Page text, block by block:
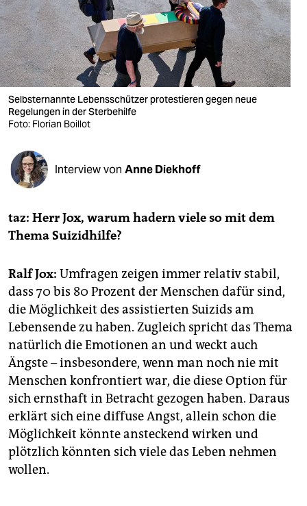
wahrheit
verlag
verlag
veranstaltungen
shop
fragen & hilfe
unterstützen
genossenschaft
Selbsternannte Lebensschützer protestieren gegen neue
Regelungen in der Sterbehilfe
Foto: Florian Boillot
Interview von Anne Diekhoff
taz: Herr Jox, warum hadern viele so mit dem
Thema Suizidhilfe?
Ralf Jox: Umfragen zeigen immer relativ stabil,
dass 70 bis 80 Prozent der Menschen dafür sind,
die Möglichkeit des assistierten Sui­zids am
Lebensende zu haben. Zugleich spricht das Thema
natürlich die Emotionen an und weckt auch
Ängste – insbesondere, wenn man noch nie mit
Menschen konfrontiert war, die diese Option für
sich ernsthaft in Betracht gezogen haben. Daraus
erklärt sich eine diffuse Angst, allein schon die
Möglichkeit könnte ansteckend wirken und
plötzlich könnten sich viele das Leben nehmen
wollen.